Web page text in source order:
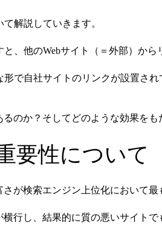
解説していきます。
、他のWebサイト（＝外部）から
で自社サイトのリンクが設置さ
のか？そしてどのような効果を
要性について
が検索エンジン上位化において最
行し、結果的に質の悪いサイト